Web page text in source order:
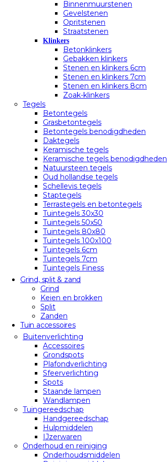
Binnenmuurstenen
Gevelstenen
Opritstenen
Straatstenen
Klinkers
Betonklinkers
Gebakken klinkers
Stenen en klinkers 6cm
Stenen en klinkers 7cm
Stenen en klinkers 8cm
Zoak-klinkers
Tegels
Betontegels
Grasbetontegels
Betontegels benodigdheden
Daktegels
Keramische tegels
Keramische tegels benodigdheden
Natuursteen tegels
Oud hollandse tegels
Schellevis tegels
Staptegels
Terrastegels en betontegels
Tuintegels 30x30
Tuintegels 50x50
Tuintegels 80x80
Tuintegels 100x100
Tuintegels 6cm
Tuintegels 7cm
Tuintegels Finess
Grind, split & zand
Grind
Keien en brokken
Split
Zanden
Tuin accessoires
Buitenverlichting
Accessoires
Grondspots
Plafondverlichting
Sfeerverlichting
Spots
Staande lampen
Wandlampen
Tuingereedschap
Handgereedschap
Hulpmiddelen
IJzerwaren
Onderhoud en reiniging
Onderhoudsmiddelen